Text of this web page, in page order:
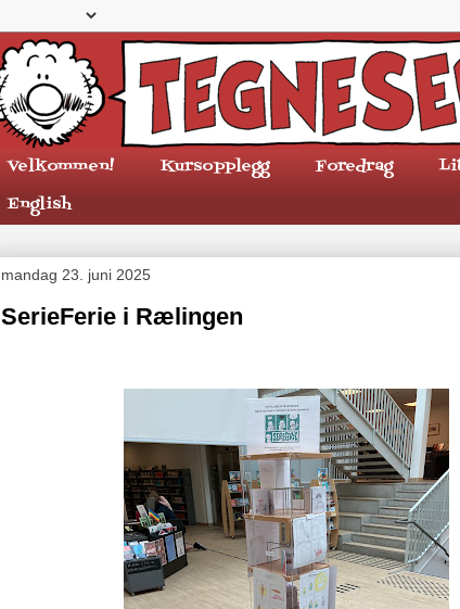
Velkommen! Kursopplegg Foredrag
English
mandag 23. juni 2025
SerieFerie i Rælingen